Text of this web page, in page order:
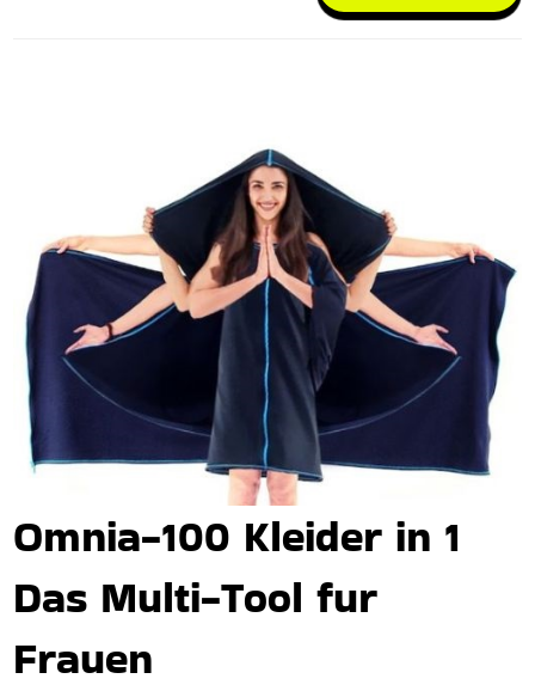
Omnia-100 Kleider in 1
Das Multi-Tool fur
Frauen